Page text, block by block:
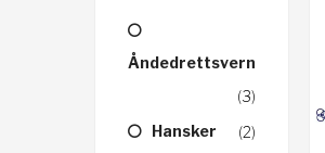
Åndedrettsvern
(3)
Hansker
(2)